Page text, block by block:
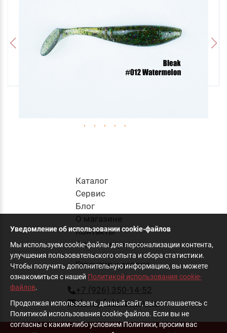
270
в корзину
Каталог
Cервис
Блог
О магазине
Контакты
Оплата и доставка
Гарантия и сервис
+7 (926) 350-14-52
shop@fishing-shop.ru
Уведомление об использовании cookie-файлов
Мы используем cookie-файлы для персонализации контента,
улучшения пользовательского опыта и сбора статистики.
Чтобы получить дополнительную информацию, вы можете
ознакомиться с нашей Политикой использования cookie-
файлов.
Продолжая использовать данный сайт, вы соглашаетесь с
Политикой использования cookie-файлов. Если вы не
согласны с каким-либо условием Политики, просим вас